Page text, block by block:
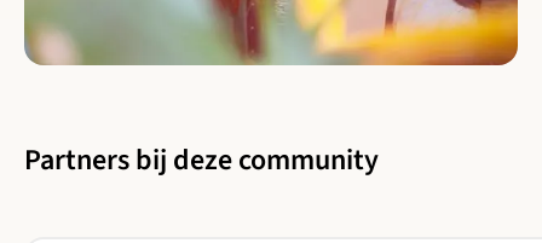
Partners bij deze community